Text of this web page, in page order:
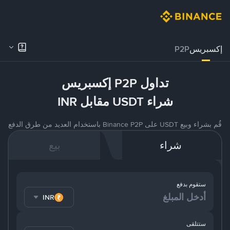
إكسبريسP2P
تداول P2P إكسبريس
شراء USDT مقابل INR
قُم بشراء وبيع USDT على Binance P2P باستخدام العديد من طرق الدفع
شراء بيع
ستقوم بدفع
INR
ستتلقى